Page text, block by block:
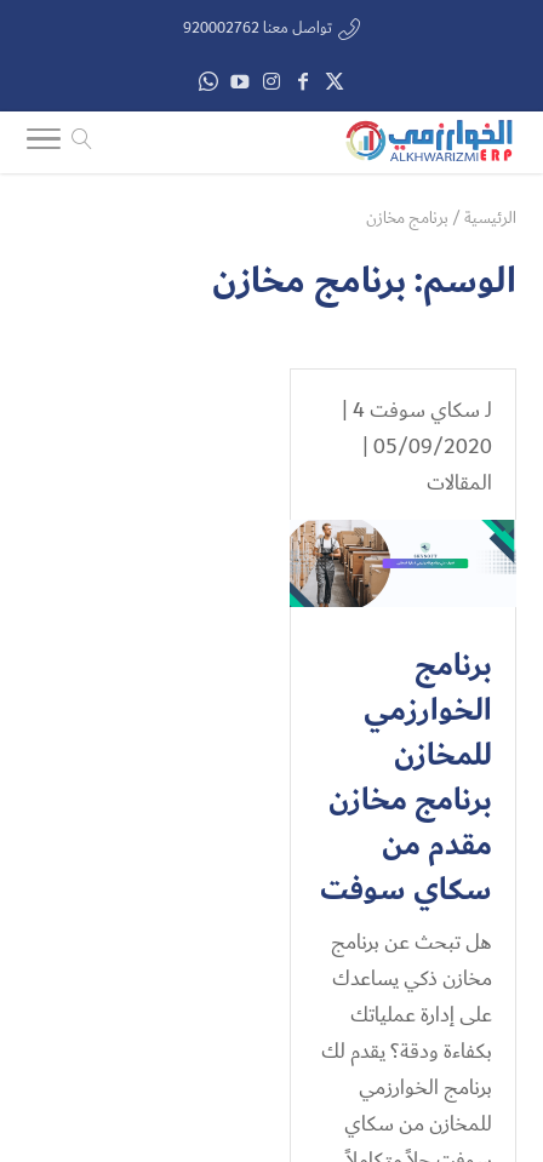
تواصل معنا 920002762
الرئيسية/ برنامج مخازن
الوسم:برنامج مخازن
لـسكاي سوفت 4
|
05/09/2020 |
المقالات
برنامج
الخوارزمي
للمخازن
برنامج مخازن
مقدم من
سكاي سوفت
هل تبحث عن برنامج
مخازن ذكي يساعدك
على إدارة عملياتك
بكفاءة ودقة؟ يقدم لك
برنامج الخوارزمي
للمخازن من سكاي